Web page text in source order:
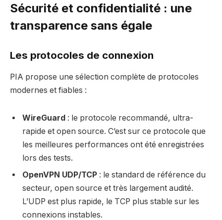
Sécurité et confidentialité : une
transparence sans égale
Les protocoles de connexion
PIA propose une sélection complète de protocoles
modernes et fiables :
WireGuard : le protocole recommandé, ultra-
rapide et open source. C’est sur ce protocole que
les meilleures performances ont été enregistrées
lors des tests.
OpenVPN UDP/TCP : le standard de référence du
secteur, open source et très largement audité.
L’UDP est plus rapide, le TCP plus stable sur les
connexions instables.